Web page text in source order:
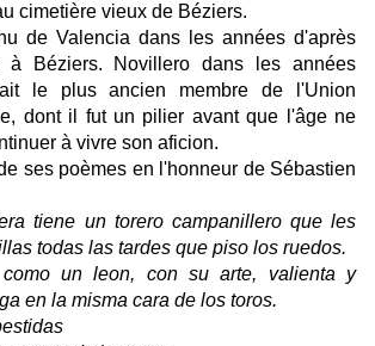
cimetière vieux de Béziers.
de Valencia dans les années d'après
à Béziers. Novillero dans les années
le plus ancien membre de l'Union
dont il fut un pilier avant que l'âge ne
à vivre son aficion.
ses poèmes en l'honneur de Sébastien
tiene un torero campanillero que les
todas las tardes que piso los ruedos.
como un leon, con su arte, valienta y
en la misma cara de los toros.